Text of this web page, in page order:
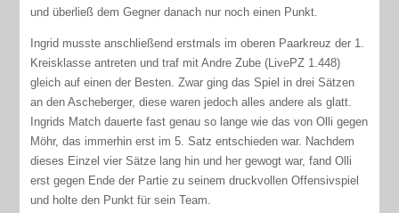
und überließ dem Gegner danach nur noch einen Punkt.
Ingrid musste anschließend erstmals im oberen Paarkreuz der 1.
Kreisklasse antreten und traf mit Andre Zube (LivePZ 1.448)
gleich auf einen der Besten. Zwar ging das Spiel in drei Sätzen
an den Ascheberger, diese waren jedoch alles andere als glatt.
Ingrids Match dauerte fast genau so lange wie das von Olli gegen
Möhr, das immerhin erst im 5. Satz entschieden war. Nachdem
dieses Einzel vier Sätze lang hin und her gewogt war, fand Olli
erst gegen Ende der Partie zu seinem druckvollen Offensivspiel
und holte den Punkt für sein Team.